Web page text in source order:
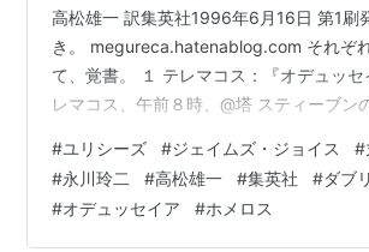
高松雄一 訳集英社1996年6月16日 第1刷
き。 megureca.hatenablog.com それぞ
て、覚書。 １ テレマコス：『オデュッ
レマコス、午前８時、@塔 スティーブン
ヘインズと一緒に塔で共同生活をしてい
いうより、スティーブンはマリガンの言
ったりしている。 ２ ネストル：『オデュ
ロイアで戦うギリシアの将軍、午前１０
#ユリシーズ #ジェイムズ・ジョイス #
#永川玲二 #高松雄一 #集英社 #ダブ
#オデュッセイア #ホメロス